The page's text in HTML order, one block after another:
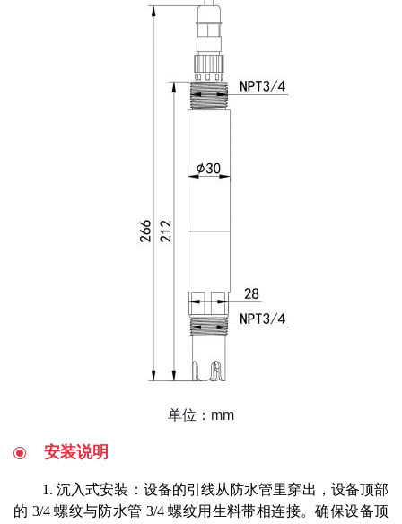
单位：mm
安装说明
1. 沉入式安装：设备的引线从防水管里穿出，设备顶部
的 3/4 螺纹与防水管 3/4 螺纹用生料带相连接。确保设备顶